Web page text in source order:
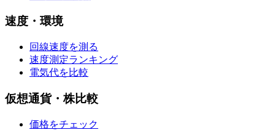
速度・環境
回線速度を測る
速度測定ランキング
電気代を比較
仮想通貨・株比較
価格をチェック